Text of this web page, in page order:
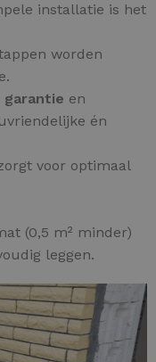
installatie is het
worden
garantie en
én
voor optimaal
(0,5 m² minder)
leggen.